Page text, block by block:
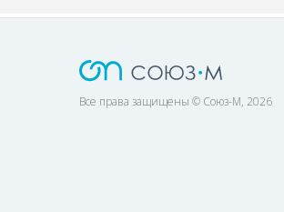
Все права защищены © Союз-М, 2026